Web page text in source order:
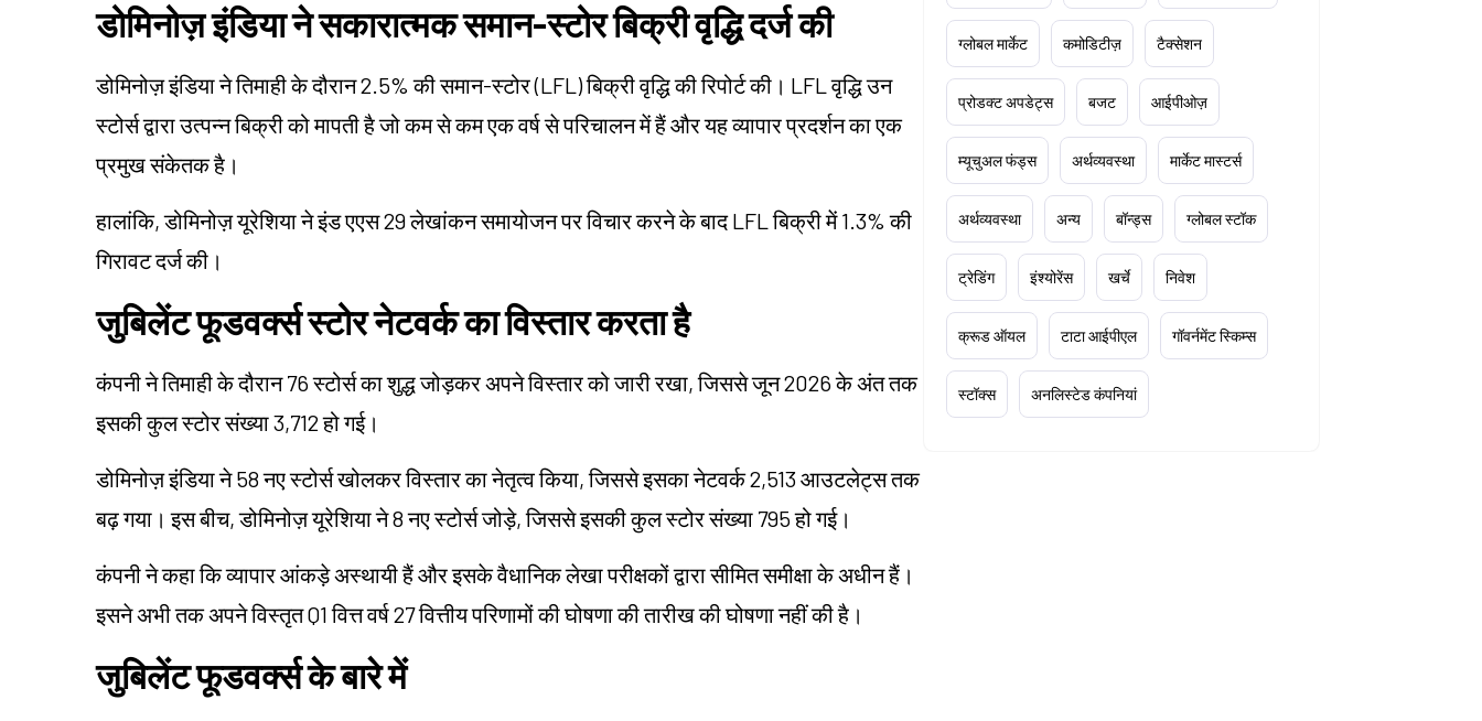
डोमिनोज़ इंडिया ने सकारात्मक समान-स्टोर बिक्री वृद्धि दर्ज की
डोमिनोज़ इंडिया ने तिमाही के दौरान 2.5% की समान-स्टोर (LFL) बिक्री वृद्धि की रिपोर्ट की। LFL वृद्धि उन
स्टोर्स द्वारा उत्पन्न बिक्री को मापती है जो कम से कम एक वर्ष से परिचालन में हैं और यह व्यापार प्रदर्शन का एक
प्रमुख संकेतक है।
हालांकि, डोमिनोज़ यूरेशिया ने इंड एएस 29 लेखांकन समायोजन पर विचार करने के बाद LFL बिक्री में 1.3% की
गिरावट दर्ज की।
जुबिलेंट फूडवर्क्स स्टोर नेटवर्क का विस्तार करता है
कंपनी ने तिमाही के दौरान 76 स्टोर्स का शुद्ध जोड़कर अपने विस्तार को जारी रखा, जिससे जून 2026 के अंत तक
इसकी कुल स्टोर संख्या 3,712 हो गई।
डोमिनोज़ इंडिया ने 58 नए स्टोर्स खोलकर विस्तार का नेतृत्व किया, जिससे इसका नेटवर्क 2,513 आउटलेट्स तक
बढ़ गया। इस बीच, डोमिनोज़ यूरेशिया ने 8 नए स्टोर्स जोड़े, जिससे इसकी कुल स्टोर संख्या 795 हो गई।
कंपनी ने कहा कि व्यापार आंकड़े अस्थायी हैं और इसके वैधानिक लेखा परीक्षकों द्वारा सीमित समीक्षा के अधीन हैं।
इसने अभी तक अपने विस्तृत Q1 वित्त वर्ष 27 वित्तीय परिणामों की घोषणा की तारीख की घोषणा नहीं की है।
जुबिलेंट फूडवर्क्स के बारे में
ग्लोबल मार्केट कमोडिटीज़ टैक्सेशन
प्रोडक्ट अपडेट्स बजट आईपीओज़
म्यूचुअल फंड्स अर्थव्यवस्था मार्केट मास्टर्स
अर्थव्यवस्था अन्य बॉन्ड्स ग्लोबल स्टॉक
ट्रेडिंग इंश्योरेंस खर्चे निवेश
क्रूड ऑयल टाटा आईपीएल गॉवर्नमेंट स्किम्स
स्टॉक्स अनलिस्टेड कंपनियां